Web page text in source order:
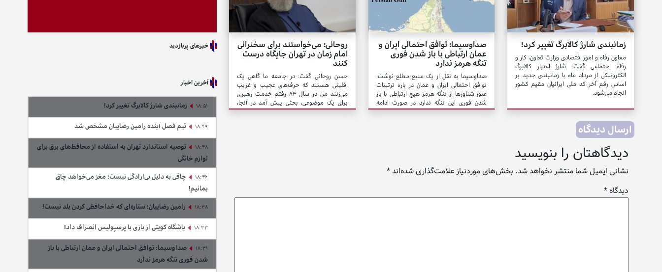
زمانبندی شارژ کالابرگ تغییر کرد!
معاون رفاه و امور اقتصادی وزارت تعاون، کار و
رفاه اجتماعی گفت: شارژ اعتبار کالابرگ
الکترونیکی از مرداد ماه با زمانبندی جدید بر
اساس رقم آخر کد ملی ایرانیان مقیم کشور
انجام می‌شود.
صداوسیما: توافق احتمالی ایران و
عمان ارتباطی با باز شدن فوری
تنگه هرمز ندارد
صداوسیما به نقل از یک منبع مطلع نوشت:
توافق احتمالی ایران و عمان در باره ترتیبات
عبور شناورها از تنگه هرمز هیچ ارتباطی با باز
شدن فوری این تنگه ندارد در صورت ادامه
تخلفات آمریکا، تنگه هرمز حتی با توافق بین
روحانی: می‌خواستند برای سخنرانی
امام زمان در تهران جایگاه درست
کنند
حسن روحانی گفت: در جامعه ما گاهی یک
اقلیتی هستند که حرف‌های عجیب و غریب
می‌زنند من در سال ۸۳ رفتم خدمت رهبری
برای یک موضوعی، بحثی پیش آمد در آنجا،
ایشان به مناسبت فرمودند که فلان آقا، اسم
ارسال دیدگاه
دیدگاهتان را بنویسید
نشانی ایمیل شما منتشر نخواهد شد. بخش‌های موردنیاز علامت‌گذاری شده‌اند*
دیدگاه*
خبرهای پربازدید
آخرین اخبار
18:51 زمانبندی شارژ کالابرگ تغییر کرد!
18:49 تیم فصل آینده رامین رضاییان مشخص شد
18:48
توصیه استاندارد تهران به استفاده از محافظ‌های برق برای
لوازم خانگی
18:46
چاقی به دلیل بی‌ارادگی نیست؛ مغز می‌خواهد چاق
بمانیم!
18:38 رامین رضاییان؛ ستاره‌ای که خداحافظی کردن بلد نیست!
18:33 باشگاه کویتی از بازی با پرسپولیس انصراف داد!
18:31
صداوسیما: توافق احتمالی ایران و عمان ارتباطی با باز
شدن فوری تنگه هرمز ندارد